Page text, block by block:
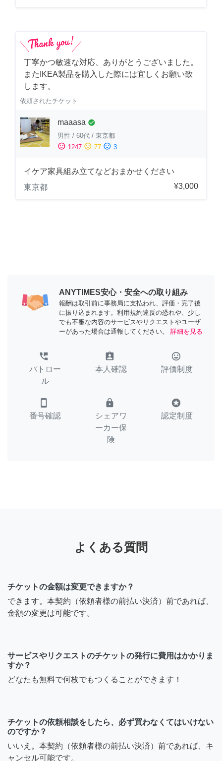
丁寧かつ敏速な対応、ありがとうございました。
またIKEA製品を購入した際には宜しくお願い致
します。
依頼されたチケット
maaasa check_circle
男性 / 60代 / 東京都
sentiment_satisfied 1247 sentiment_neutral 77 sentiment_dissatisfied 3
イケア家具組み立てなどおまかせください
東京都
¥3,000
ANYTIMES安心・安全への取り組み
報酬は取引前に事務局に支払われ、評価・完了後
に振り込まれます。利用規約違反の恐れや、少し
でも不審な内容のサービスやリクエストやユーザ
ーがあった場合は通報してください。
詳細を見る
perm_phone_msg
パトロー
ル
assignment_ind
本人確認
tag_faces
評価制度
smartphone
番号確認
lock
シェアワ
ーカー保
険
stars
認定制度
よくある質問
チケットの金額は変更できますか？
できます。本契約（依頼者様の前払い決済）前であれば、
金額の変更は可能です。
サービスやリクエストのチケットの発行に費用はかかりま
すか？
どなたも無料で何枚でもつくることができます！
チケットの依頼相談をしたら、必ず買わなくてはいけない
のですか？
いいえ。本契約（依頼者様の前払い決済）前であれば、キ
ャンセル可能です。